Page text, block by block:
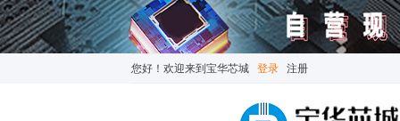
您好！欢迎来到宝华芯城 登录 注册